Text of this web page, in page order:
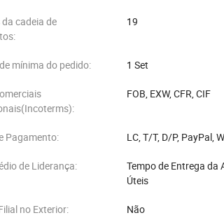
econômicas corpo suave oxigênio hiperbárico
cadeia de
19
mínima do pedido: 1 Set
FOB, EXW, CFR, CIF
Pagamento: LC, T/T, D/P, PayPal,
de Liderança:
Tempo de Entrega da
Úteis
no Exterior: Não